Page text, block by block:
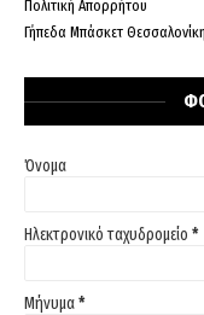
Πολιτική Απορρήτου
Γήπεδα Μπάσκετ
Όνομα
Ηλεκτρονικό ταχυδρομείο *
Μήνυμα*